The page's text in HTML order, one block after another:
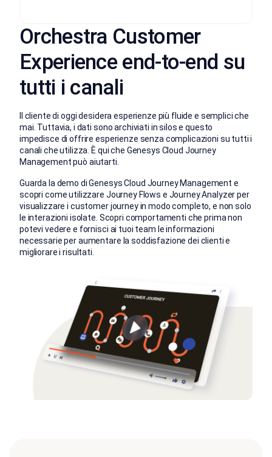
Orchestra Customer
Experience end-to-end su
tutti i canali
Il cliente di oggi desidera esperienze più fluide e semplici che
mai. Tuttavia, i dati sono archiviati in silos e questo
impedisce di offrire esperienze senza complicazioni su tutti i
canali che utilizza. È qui che Genesys Cloud Journey
Management può aiutarti.
Guarda la demo di Genesys Cloud Journey Management e
scopri come utilizzare Journey Flows e Journey Analyzer per
visualizzare i customer journey in modo completo, e non solo
le interazioni isolate. Scopri comportamenti che prima non
potevi vedere e fornisci ai tuoi team le informazioni
necessarie per aumentare la soddisfazione dei clienti e
migliorare i risultati.